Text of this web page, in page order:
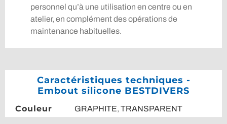
personnel qu’à une utilisation en centre ou en
atelier, en complément des opérations de
maintenance habituelles.
Caractéristiques techniques -
Embout silicone BESTDIVERS
Couleur GRAPHITE, TRANSPARENT